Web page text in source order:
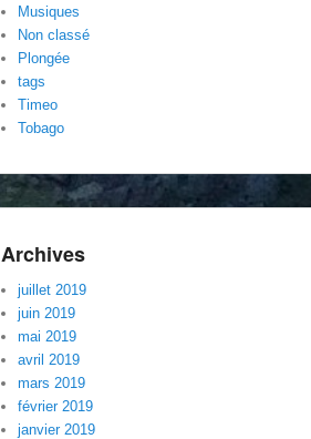
Musiques
Non classé
Plongée
tags
Timeo
Tobago
Archives
juillet 2019
juin 2019
mai 2019
avril 2019
mars 2019
février 2019
janvier 2019